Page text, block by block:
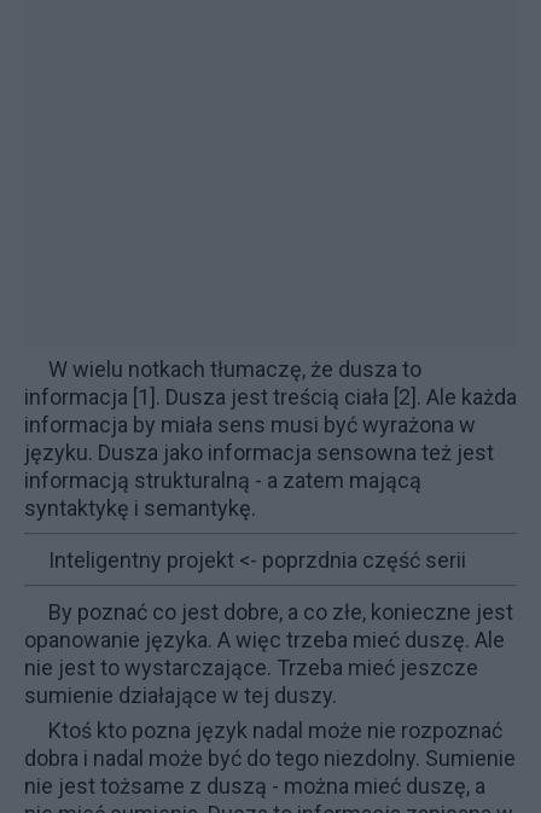
W wielu notkach tłumaczę, że dusza to
informacja [1]. Dusza jest treścią ciała [2]. Ale każda
informacja by miała sens musi być wyrażona w
języku. Dusza jako informacja sensowna też jest
informacją strukturalną - a zatem mającą
syntaktykę i semantykę.
Inteligentny projekt <- poprzdnia część serii
By poznać co jest dobre, a co złe, konieczne jest
opanowanie języka. A więc trzeba mieć duszę. Ale
nie jest to wystarczające. Trzeba mieć jeszcze
sumienie działające w tej duszy.
Ktoś kto pozna język nadal może nie rozpoznać
dobra i nadal może być do tego niezdolny. Sumienie
nie jest tożsame z duszą - można mieć duszę, a